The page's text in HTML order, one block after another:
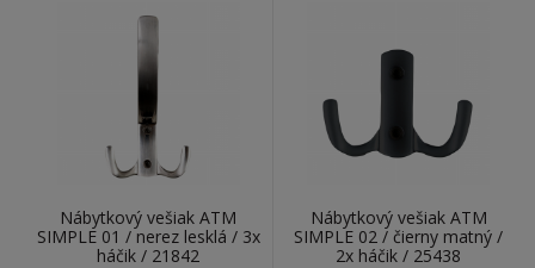
Nábytkový vešiak ATM
SIMPLE 01 / nerez lesklá / 3x
háčik / 21842
Nábytkový vešiak ATM
SIMPLE 02 / čierny matný /
2x háčik / 25438